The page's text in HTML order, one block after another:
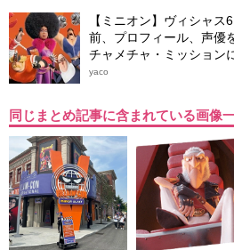
【ミニオン】ヴィシャ
前、プロフィール、声優
チャメチャ・ミッション
yaco
同じまとめ記事に含まれている画像